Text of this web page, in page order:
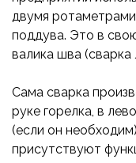
двумя
поддува. Это в
валика шва (сварка
Сама сварка
руке горелка, в
(если он
присутствуют